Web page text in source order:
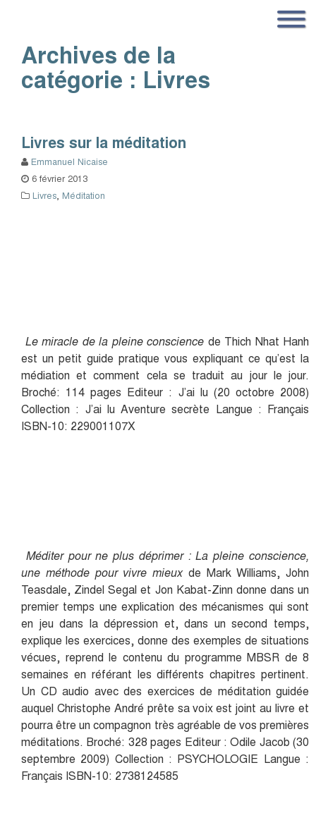
Archives de la
catégorie : Livres
Livres sur la méditation
Emmanuel Nicaise
6 février 2013
Livres, Méditation
Le miracle de la pleine conscience de Thich Nhat Hanh
est un petit guide pratique vous expliquant ce qu’est la
médiation et comment cela se traduit au jour le jour.
Broché: 114 pages Editeur : J’ai lu (20 octobre 2008)
Collection : J’ai lu Aventure secrète Langue : Français
ISBN-10: 229001107X
Méditer pour ne plus déprimer : La pleine conscience,
une méthode pour vivre mieuxde Mark Williams, John
Teasdale, Zindel Segal et Jon Kabat-Zinn donne dans un
premier temps une explication des mécanismes qui sont
en jeu dans la dépression et, dans un second temps,
explique les exercices, donne des exemples de situations
vécues, reprend le contenu du programme MBSR de 8
semaines en référant les différents chapitres pertinent.
Un CD audio avec des exercices de méditation guidée
auquel Christophe André prête sa voix est joint au livre et
pourra être un compagnon très agréable de vos premières
méditations. Broché: 328 pages Editeur : Odile Jacob (30
septembre 2009) Collection : PSYCHOLOGIE Langue :
Français ISBN-10: 2738124585